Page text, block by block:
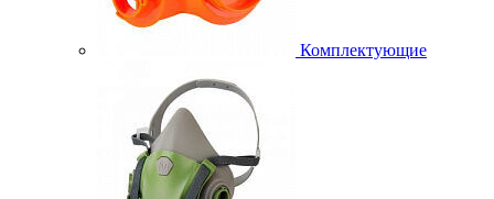
Комплектующие